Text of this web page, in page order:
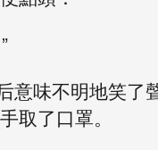
意味不明地笑了
取了口罩。